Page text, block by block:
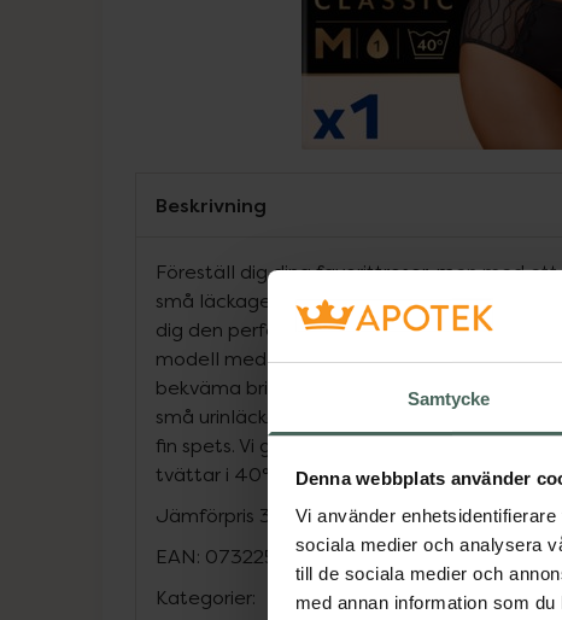
Samtycke
Denna webbplats använder
Vi använder
sociala medier och analysera
till de sociala medier och
med annan information som
Beskrivning
Föreställ dig dina favorittrosor, men med
små läckage. TENA Silhouette tvättbara
dig den perfekta mixen mellan funktion och
modell med högre midja för bra stöd och
bekväma briefsen har ett inbyggt trippelt
små urinläckage och är tillverkade av
fin spets. Vi garanterar skydd mot läckage,
tvättar i 40°C.
Jämförpris 329 kr /st
EAN: 07322541368566
Kategorier: